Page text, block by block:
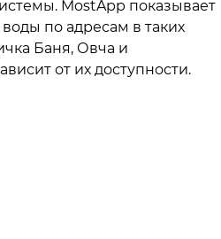
MostApp показывает
по адресам в таких
Баня, Овча и
от их доступности.